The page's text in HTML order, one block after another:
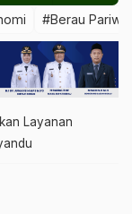
#Berau
Layanan